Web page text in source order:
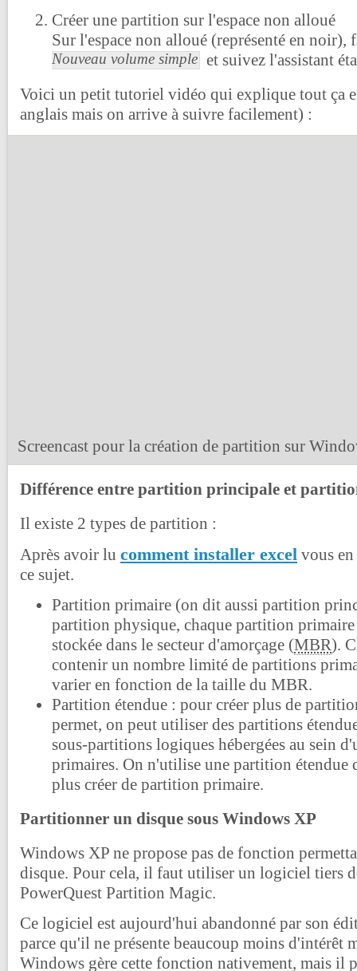
Créer une partition sur l'espace non alloué
Sur l'espace non alloué (représenté en noir),
Nouveau volume simple et suivez l'assistant
Voici un petit tutoriel vidéo qui explique tout ça
anglais mais on arrive à suivre facilement) :
Screencast pour la création de partition sur
Différence entre partition principale et
Il existe 2 types de partition :
Après avoir lu comment installer excel vous en
ce sujet.
Partition primaire (on dit aussi partition
partition physique, chaque partition
stockée dans le secteur d'amorçage (MBR).
contenir un nombre limité de partitions
varier en fonction de la taille du MBR.
Partition étendue : pour créer plus de
permet, on peut utiliser des partitions
sous-partitions logiques hébergées au sein
primaires. On n'utilise une partition étendue
plus créer de partition primaire.
Partitionner un disque sous Windows XP
Windows XP ne propose pas de fonction
disque. Pour cela, il faut utiliser un logiciel tiers
PowerQuest Partition Magic.
Ce logiciel est aujourd'hui abandonné par son
parce qu'il ne présente beaucoup moins d'intérêt
Windows gère cette fonction nativement, mais il